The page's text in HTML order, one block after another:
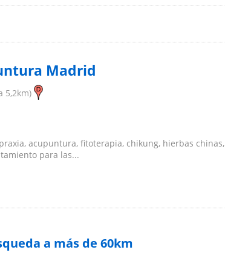
Madrid
5,2km)
acupuntura, fitoterapia, chikung, hierbas chinas,
para las...
a más de 60km